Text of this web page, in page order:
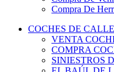
COCHES DE CALLE
VENTA
COMPRA
SINIESTROS
EL BAÚL DE
FOROS DE